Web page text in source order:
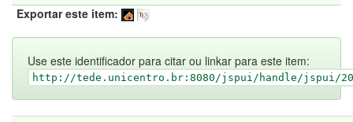
Exportar este item:
Use este identificador para citar ou linkar para este item:
http://tede.unicentro.br:8080/jspui/handle/jspui/